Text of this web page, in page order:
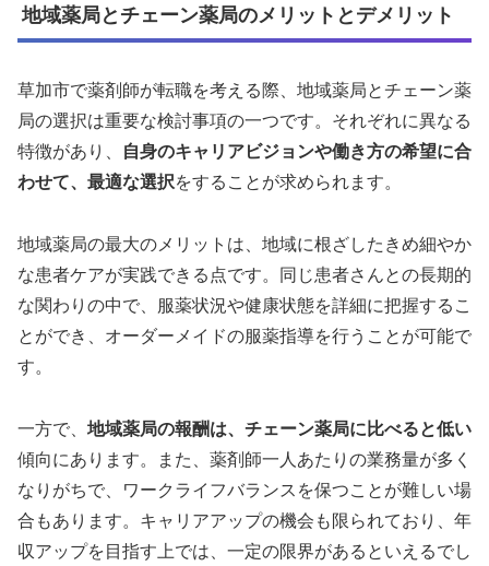
地域薬局とチェーン薬局のメリットとデメリット
草加市で薬剤師が転職を考える際、地域薬局とチェーン薬
局の選択は重要な検討事項の一つです。それぞれに異なる
特徴があり、 自身のキャリアビジョンや働き方の希望に合
わせて、最適な選択をすることが求められます。
地域薬局の最大のメリットは、地域に根ざしたきめ細やか
な患者ケアが実践できる点です。同じ患者さんとの長期的
な関わりの中で、服薬状況や健康状態を詳細に把握するこ
とができ、オーダーメイドの服薬指導を行うことが可能で
す。
一方で、 地域薬局の報酬は、チェーン薬局に比べると低い
傾向にあります。また、薬剤師一人あたりの業務量が多く
なりがちで、ワークライフバランスを保つことが難しい場
合もあります。キャリアアップの機会も限られており、年
収アップを目指す上では、一定の限界があるといえるでし